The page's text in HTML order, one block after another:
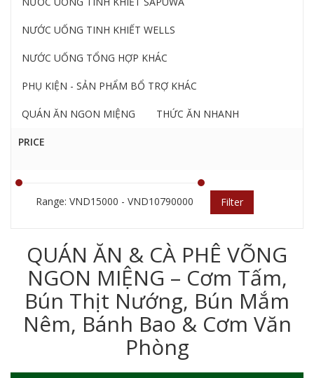
NƯỚC UỐNG TINH KHIẾT WELLS
NƯỚC UỐNG TỔNG HỢP KHÁC
PHỤ KIỆN - SẢN PHẨM BỔ TRỢ KHÁC
QUÁN ĂN NGON MIỆNG THỨC ĂN NHANH
PRICE
Range: VND15000 - VND10790000 Filter
QUÁN ĂN & CÀ PHÊ VÕNG
NGON MIỆNG – Cơm Tấm,
Bún Thịt Nướng, Bún Mắm
Nêm, Bánh Bao & Cơm Văn
Phòng